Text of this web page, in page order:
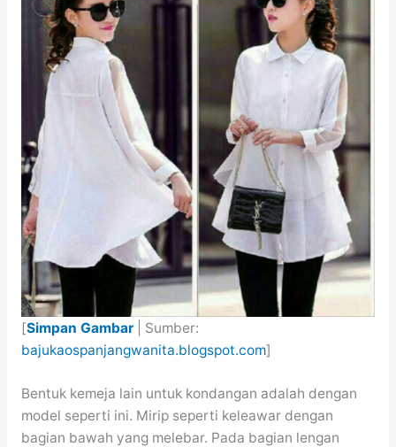
[Simpan Gambar| Sumber:
bajukaospanjangwanita.blogspot.com]
Bentuk kemeja lain untuk kondangan adalah dengan
model seperti ini. Mirip seperti keleawar dengan
bagian bawah yang melebar. Pada bagian lengan